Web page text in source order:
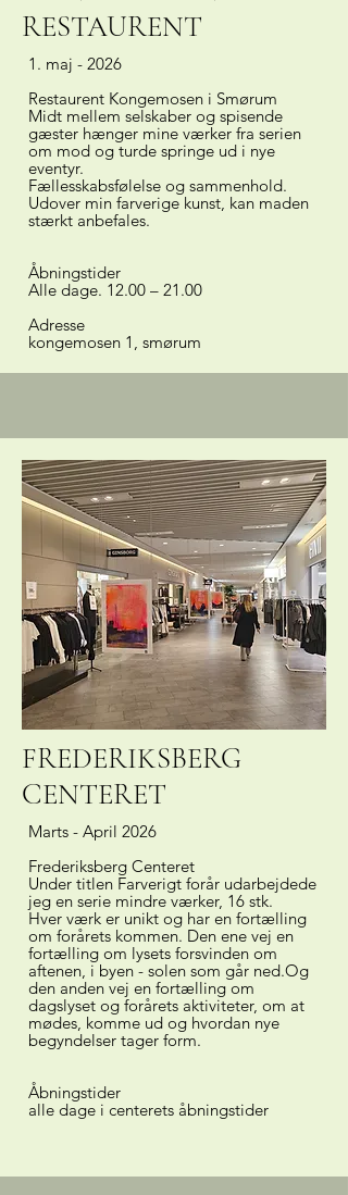
RESTAURENT
1. maj - 2026
Restaurent Kongemosen i Smørum
Midt mellem selskaber og spisende
gæster hænger mine værker fra serien
om mod og turde springe ud i nye
eventyr.
Fællesskabsfølelse og sammenhold.
Udover min farverige kunst, kan maden
stærkt anbefales.
Åbningstider
Alle dage. 12.00 – 21.00
Adresse
kongemosen 1, smørum
FREDERIKSBERG
CENTERET
Marts - April 2026
Frederiksberg Centeret
Under titlen Farverigt forår udarbejdede
jeg en serie mindre værker, 16 stk.
Hver værk er unikt og har en fortælling
om forårets kommen. Den ene vej en
fortælling om lysets forsvinden om
aftenen, i byen - solen som går ned.Og
den anden vej en fortælling om
dagslyset og forårets aktiviteter, om at
mødes, komme ud og hvordan nye
begyndelser tager form.
Åbningstider
alle dage i centerets åbningstider